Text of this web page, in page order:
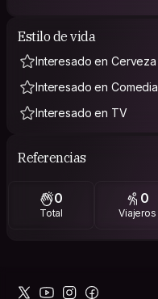
Estilo de vida
Interesado en Cerveza
Interesado en Comedia
Interesado en TV
Referencias
0
Total
0
Viajeros